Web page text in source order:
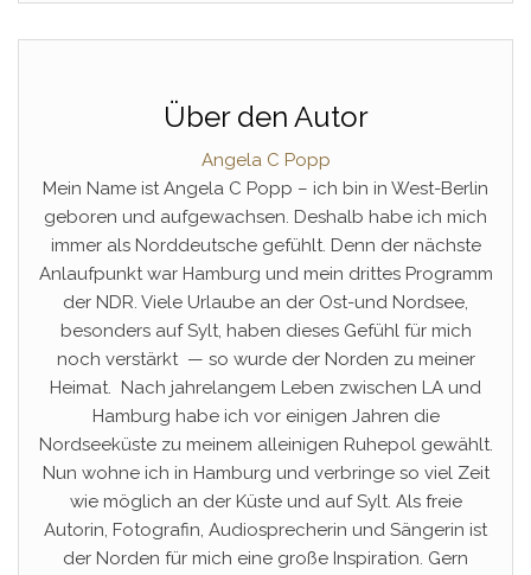
Über den Autor
Angela C Popp
Mein Name ist Angela C Popp – ich bin in West-Berlin
geboren und aufgewachsen. Deshalb habe ich mich
immer als Norddeutsche gefühlt. Denn der nächste
Anlaufpunkt war Hamburg und mein drittes Programm
der NDR. Viele Urlaube an der Ost-und Nordsee,
besonders auf Sylt, haben dieses Gefühl für mich
noch verstärkt — so wurde der Norden zu meiner
Heimat. Nach jahrelangem Leben zwischen LA und
Hamburg habe ich vor einigen Jahren die
Nordseeküste zu meinem alleinigen Ruhepol gewählt.
Nun wohne ich in Hamburg und verbringe so viel Zeit
wie möglich an der Küste und auf Sylt. Als freie
Autorin, Fotografin, Audiosprecherin und Sängerin ist
der Norden für mich eine große Inspiration. Gern